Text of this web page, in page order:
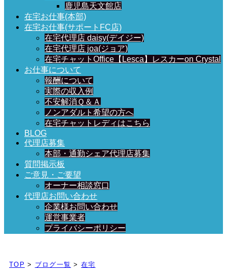
鹿児島天文館店
在宅お仕事(本部)
在宅お仕事(サポートFC店)
在宅代理店 daisy(デイジー)
在宅代理店 joa(ジョア)
在宅チャットOffice【Lesca】レスカーon Crystal
お仕事について
報酬について
実際の収入例
不安解消Ｑ＆Ａ
ノンアダルト希望の方へ
在宅チャットレディはこちら
BLOG
代理店募集
本部・通勤シェア代理店募集
質問掲示板
ご意見・ご要望
オーナー相談窓口
代理店お問い合わせ
企業様お問い合わせ
運営事業者
プライバシーポリシー
TOP > ブログ一覧 > 在宅